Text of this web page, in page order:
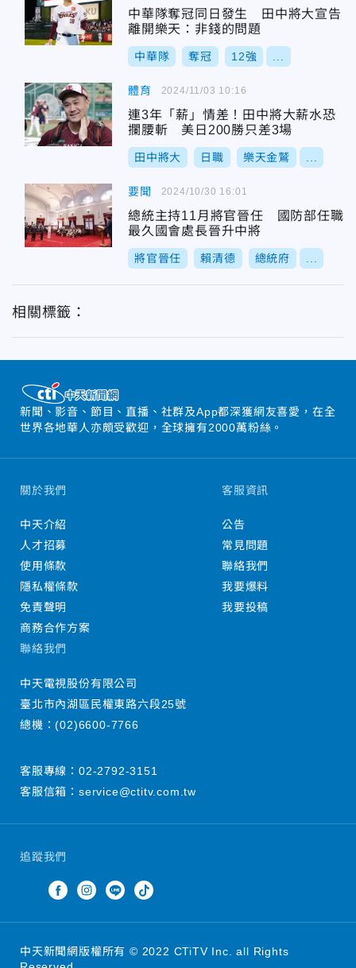
中華隊奪冠同日發生 田中將大宣告
離開樂天：非錢的問題
中華隊 奪冠 12強
體育
連3年「薪」情差！田中將大薪水恐
攔腰斬 美日200勝只差3場
田中將大 日職 樂天金鷲
2024/11/03 10:16
要聞
總統主持11月將官晉任 國防部任職
最久國會處長晉升中將
將官晉任 賴清德 總統府
2024/10/30 16:01
相關標籤：
新聞、影音、節目、直播、社群及App都深獲網友喜愛，在全
世界各地華人亦頗受歡迎，全球擁有2000萬粉絲。
追蹤我們
關於我們
中天介紹
人才招募
使用條款
隱私權條款
免責聲明
商務合作方案
客服資訊
公告
常見問題
聯絡我們
我要爆料
我要投稿
聯絡我們
中天電視股份有限公司
臺北市內湖區民權東路六段25號
總機：(02)6600-7766
客服專線： 02-2792-3151
客服信箱： service@ctitv.com.tw
中天新聞網版權所有 © 2022 CTiTV Inc. all Rights